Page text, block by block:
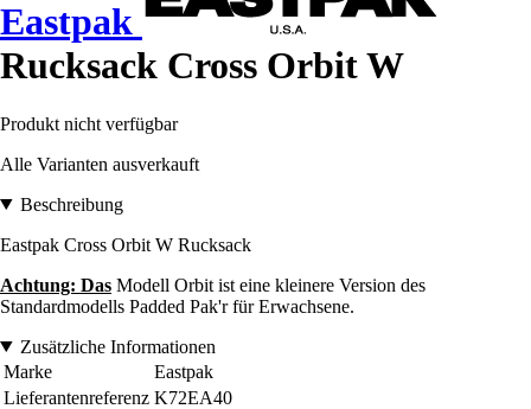
Eastpak
Rucksack Cross Orbit W
Produkt nicht verfügbar
Alle Varianten ausverkauft
Beschreibung
Eastpak Cross Orbit W Rucksack
Achtung: Das Modell Orbit ist eine kleinere Version des
Standardmodells Padded Pak'r für Erwachsene.
Zusätzliche Informationen
Marke
Eastpak
Lieferantenreferenz K72EA40